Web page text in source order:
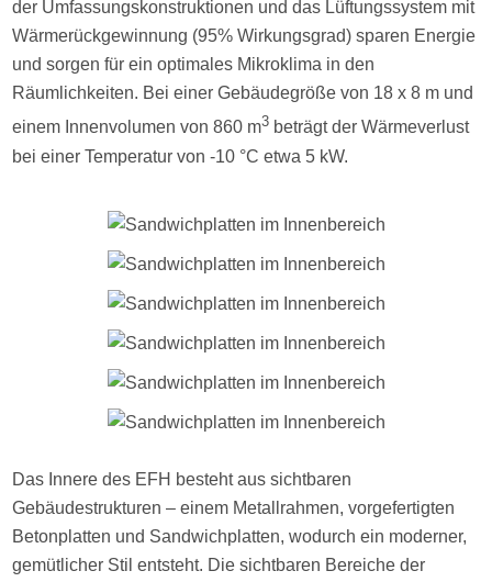
der Umfassungskonstruktionen und das Lüftungssystem mit
Wärmerückgewinnung (95% Wirkungsgrad) sparen Energie
und sorgen für ein optimales Mikroklima in den
Räumlichkeiten. Bei einer Gebäudegröße von 18 x 8 m und
einem Innenvolumen von 860 m3 beträgt der Wärmeverlust
bei einer Temperatur von -10 °C etwa 5 kW.
Das Innere des EFH besteht aus sichtbaren
Gebäudestrukturen – einem Metallrahmen, vorgefertigten
Betonplatten und Sandwichplatten, wodurch ein moderner,
gemütlicher Stil entsteht. Die sichtbaren Bereiche der